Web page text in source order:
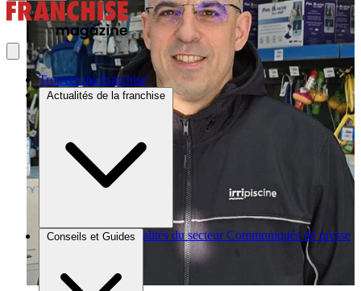
Trouver ma franchise
Actualités de la franchise
Brèves et actus Actualités du secteur Communiqués de presse
Conseils et Guides